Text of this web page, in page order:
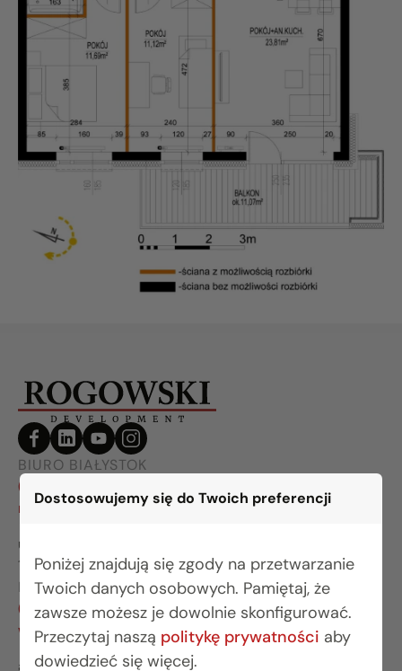
Dostosowujemy się do Twoich preferencji
Poniżej znajdują się zgody na przetwarzanie
Twoich danych osobowych. Pamiętaj, że
zawsze możesz je dowolnie skonfigurować.
Przeczytaj naszą politykę prywatności aby
dowiedzieć się więcej.
BIURO BIAŁYSTOK
(85) 749 99 09
mieszkania@rogowskidevelopment.pl
ul. Legionowa 28 lok. 202
15-281 Białystok
BIURO WARSZAWA
(22) 642 03 55
warszawa@rogowskidevelopment.pl
al. Wilanowska 67E lok. U5